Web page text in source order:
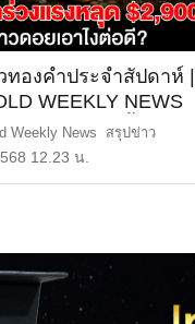
ทองคำประจำสัปดาห์ |
WEEKLY NEWS
| ราคาทองวันนี้ |
งคำแท่ง | ทองคำ
Weekly News สรุปข่าว
จำสัปดาห์ EP14 […]
12.23 น.